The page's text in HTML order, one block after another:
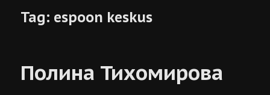
Tag: espoon keskus
Полина Тихомирова